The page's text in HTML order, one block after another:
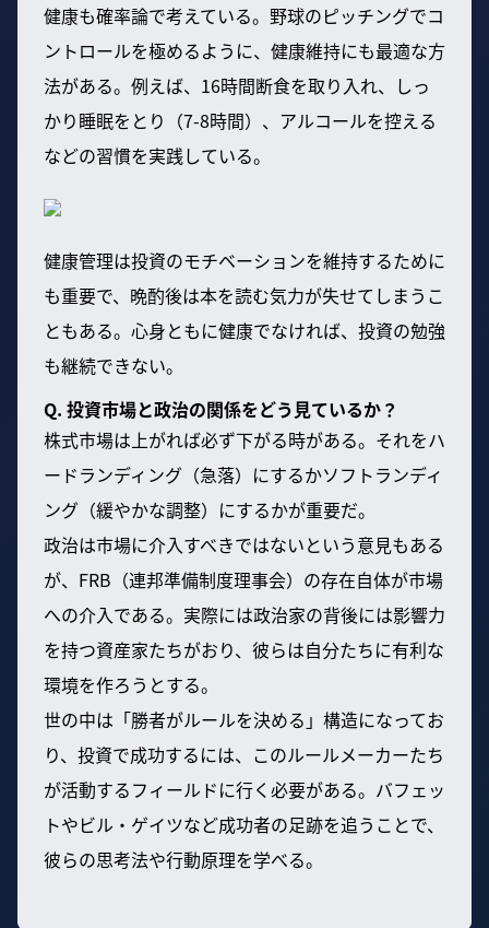
健康も確率論で考えている。野球のピッチングでコ
ントロールを極めるように、健康維持にも最適な方
法がある。例えば、16時間断食を取り入れ、しっ
かり睡眠をとり（7-8時間）、アルコールを控える
などの習慣を実践している。
健康管理は投資のモチベーションを維持するために
も重要で、晩酌後は本を読む気力が失せてしまうこ
ともある。心身ともに健康でなければ、投資の勉強
も継続できない。
Q. 投資市場と政治の関係をどう見ているか？
株式市場は上がれば必ず下がる時がある。それをハ
ードランディング（急落）にするかソフトランディ
ング（緩やかな調整）にするかが重要だ。
政治は市場に介入すべきではないという意見もある
が、FRB（連邦準備制度理事会）の存在自体が市場
への介入である。実際には政治家の背後には影響力
を持つ資産家たちがおり、彼らは自分たちに有利な
環境を作ろうとする。
世の中は「勝者がルールを決める」構造になってお
り、投資で成功するには、このルールメーカーたち
が活動するフィールドに行く必要がある。バフェッ
トやビル・ゲイツなど成功者の足跡を追うことで、
彼らの思考法や行動原理を学べる。